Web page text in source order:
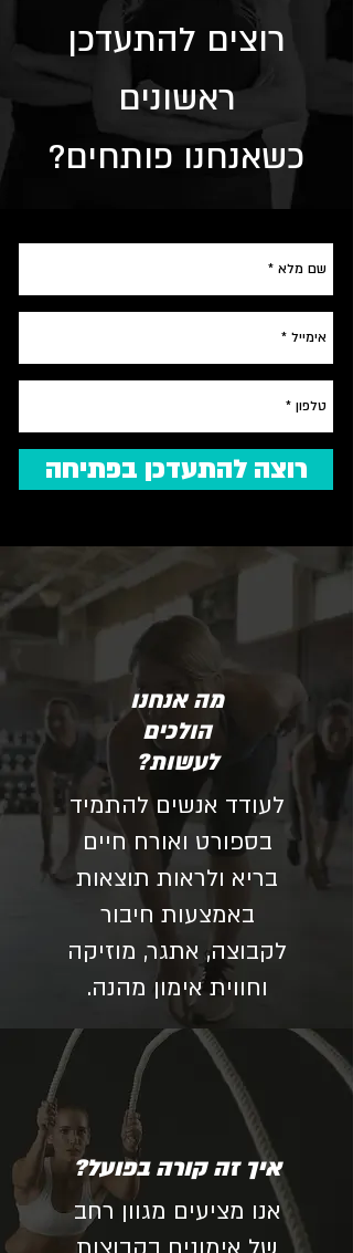
רוצים להתעדכן
ראשונים
כשאנחנו פותחים?
רוצה להתעדכן בפתיחה
מה אנחנו
הולכים
לעשות?
לעודד אנשים להתמיד
בספורט ואורח חיים
בריא ולראות תוצאות
באמצעות חיבור
לקבוצה, אתגר, מוזיקה
וחווית אימון מהנה.
איך זה קורה בפועל?
אנו מציעים מגוון רחב